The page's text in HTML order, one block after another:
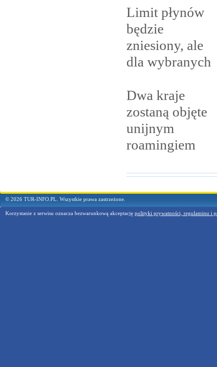
Limit płynów
będzie
zniesiony, ale
dla wybranych
Dwa kraje
zostaną objęte
unijnym
roamingiem
© 2026 TUR-INFO.PL. Wszystkie prawa zastrzeżone.
Korzystanie z serwisu oznacza bezwarunkową akceptację polityki prywatności, regulaminu i